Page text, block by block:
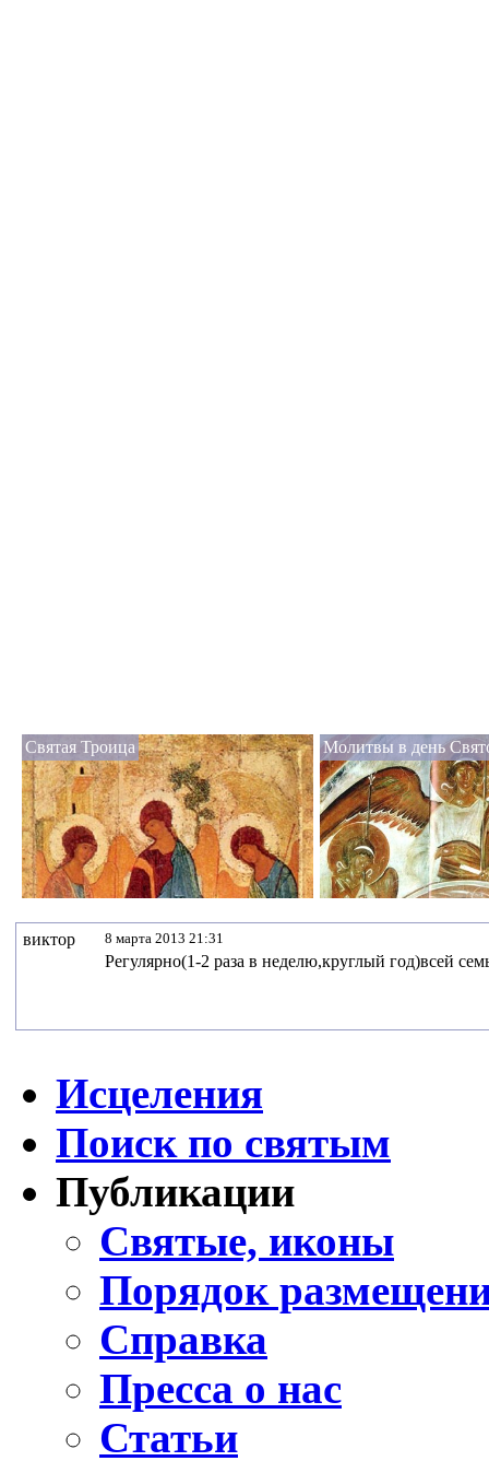
Святая Троица Молитвы в день
виктор 8 марта 2013 21:31
Регулярно(1-2 раза в неделю,круглый год)всей
Исцеления
Поиск по святым
Публикации
Святые, иконы
Порядок
Справка
Пресса о нас
Статьи